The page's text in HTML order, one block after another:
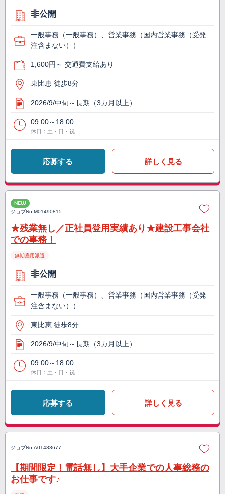
非公開
一般事務（一般事務）、営業事務（国内営業事務（受発
注含まない））
1,600円～ 交通費支給あり
東比恵 徒歩8分
2026/9/中旬～長期（3カ月以上）
09:00～18:00
休日：土・日・祝
応募する 詳しく見る
NEW
ジョブNo.M01490815
★残業無し／正社員登用実績あり★建設工事会社
での事務！
無期雇用派遣
非公開
一般事務（一般事務）、営業事務（国内営業事務（受発
注含まない））
東比恵 徒歩8分
2026/9/中旬～長期（3カ月以上）
09:00～18:00
休日：土・日・祝
応募する 詳しく見る
ジョブNo. A01488677
【期間限定！電話無し】大手企業での人事総務の
お仕事です♪